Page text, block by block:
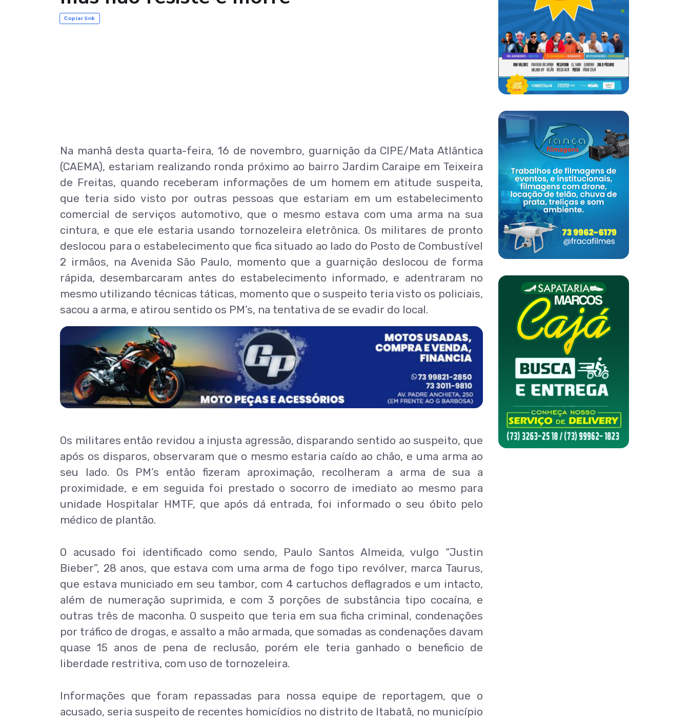
Copiar link
Na manhã desta quarta-feira, 16 de novembro, guarnição da CIPE/Mata Atlântica
(CAEMA), estariam realizando ronda próximo ao bairro Jardim Caraipe em Teixeira
de Freitas, quando receberam informações de um homem em atitude suspeita,
que teria sido visto por outras pessoas que estariam em um estabelecimento
comercial de serviços automotivo, que o mesmo estava com uma arma na sua
cintura, e que ele estaria usando tornozeleira eletrônica. Os militares de pronto
deslocou para o estabelecimento que fica situado ao lado do Posto de Combustível
2 irmãos, na Avenida São Paulo, momento que a guarnição deslocou de forma
rápida, desembarcaram antes do estabelecimento informado, e adentraram no
mesmo utilizando técnicas táticas, momento que o suspeito teria visto os policiais,
sacou a arma, e atirou sentido os PM’s, na tentativa de se evadir do local.
Os militares então revidou a injusta agressão, disparando sentido ao suspeito, que
após os disparos, observaram que o mesmo estaria caído ao chão, e uma arma ao
seu lado. Os PM’s então fizeram aproximação, recolheram a arma de sua a
proximidade, e em seguida foi prestado o socorro de imediato ao mesmo para
unidade Hospitalar HMTF, que após dá entrada, foi informado o seu óbito pelo
médico de plantão.
O acusado foi identificado como sendo, Paulo Santos Almeida, vulgo “Justin
Bieber”, 28 anos, que estava com uma arma de fogo tipo revólver, marca Taurus,
que estava municiado em seu tambor, com 4 cartuchos deflagrados e um intacto,
além de numeração suprimida, e com 3 porções de substância tipo cocaína, e
outras três de maconha. O suspeito que teria em sua ficha criminal, condenações
por tráfico de drogas, e assalto a mão armada, que somadas as condenações davam
quase 15 anos de pena de reclusão, porém ele teria ganhado o beneficio de
liberdade restritiva, com uso de tornozeleira.
Informações que foram repassadas para nossa equipe de reportagem, que o
acusado, seria suspeito de recentes homicídios no distrito de Itabatã, no município